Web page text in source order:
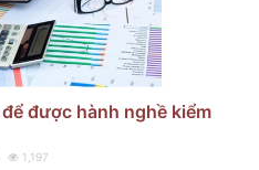
được hành nghề kiểm
1,197